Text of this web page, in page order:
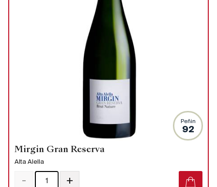
Peñin
92
Mirgin Gran Reserva
Alta Alella
- +